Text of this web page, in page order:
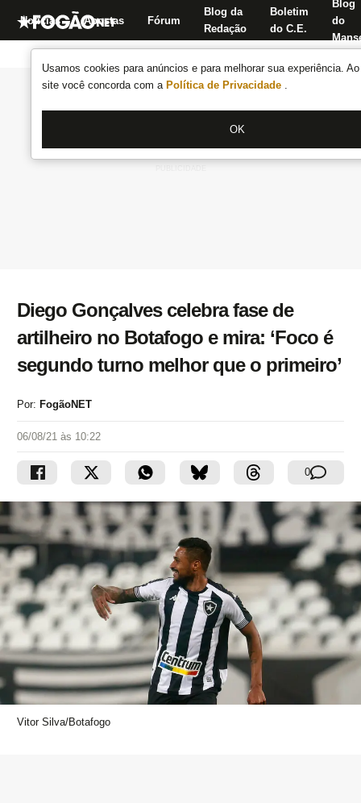
Usamos cookies para anúncios e para melhorar sua experiência.
site você concorda com a Política de Privacidade .
OK
Notícias Apostas Fórum
Blog da
Redação
Boletim
do C.E.
Blog
do
Diego Gonçalves celebra fase de
artilheiro no Botafogo e mira: ‘Foco é
segundo turno melhor que o primeiro’
Por: FogãoNET
06/08/21 às 10:22
0
Vitor Silva/Botafogo